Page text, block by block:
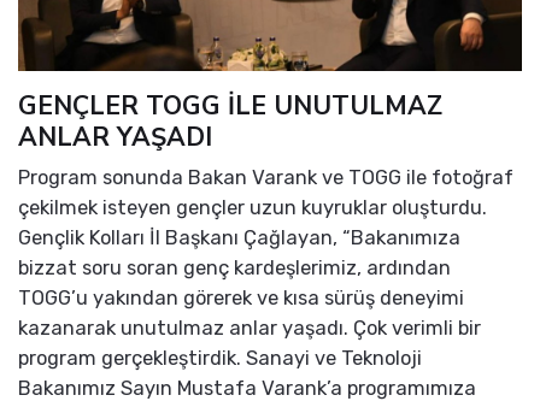
GENÇLER TOGG İLE UNUTULMAZ
ANLAR YAŞADI
Program sonunda Bakan Varank ve TOGG ile fotoğraf
çekilmek isteyen gençler uzun kuyruklar oluşturdu.
Gençlik Kolları İl Başkanı Çağlayan, “Bakanımıza
bizzat soru soran genç kardeşlerimiz, ardından
TOGG’u yakından görerek ve kısa sürüş deneyimi
kazanarak unutulmaz anlar yaşadı. Çok verimli bir
program gerçekleştirdik. Sanayi ve Teknoloji
Bakanımız Sayın Mustafa Varank’a programımıza